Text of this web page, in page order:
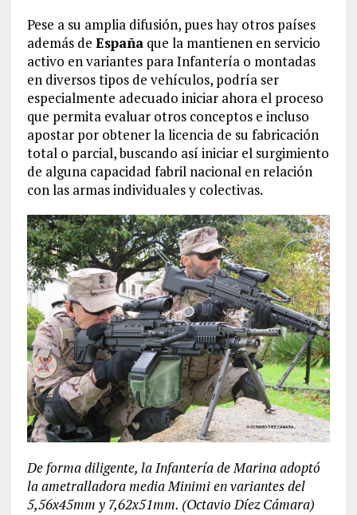
Pese a su amplia difusión, pues hay otros países
además de Españaque la mantienen en servicio
activo en variantes para Infantería o montadas
en diversos tipos de vehículos, podría ser
especialmente adecuado iniciar ahora el proceso
que permita evaluar otros conceptos e incluso
apostar por obtener la licencia de su fabricación
total o parcial, buscando así iniciar el surgimiento
de alguna capacidad fabril nacional en relación
con las armas individuales y colectivas.
De forma diligente, la Infantería de Marina adoptó
la ametralladora media Minimi en variantes del
5,56x45mm y 7,62x51mm. (Octavio Díez Cámara)